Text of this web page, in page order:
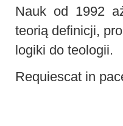
Nauk od 1992
teorią definicji,
logiki do teologii.
Requiescat in